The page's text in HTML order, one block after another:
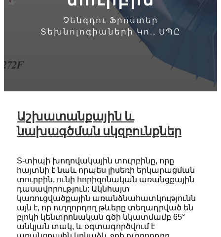
Չենգդու Ֆրոստեր
Տեխնոլոգիաների Կո., ՍՊԸ
Աշխատանքային և
նախագծման սկզբունքներ
S-տիպի խողովակային տուրբինը, որը
հայտնի է նաև որպես լիսեռի երկարացման
տուրբին, ունի հորիզոնական առանցքային
դասավորություն: Ակնհայտ
կառուցվածքային առանձնահատկությունն
այն է, որ ուղղորդող թևերը տեղադրված են
բլոկի կենտրոնական գծի նկատմամբ 65°
անկյան տակ, և օգտագործվում է